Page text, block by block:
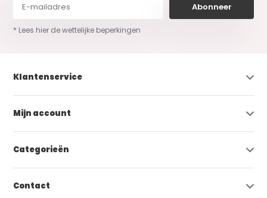
Abonneer
* Lees hier de wettelijke beperkingen
Klantenservice
Mijn account
Categorieën
Contact